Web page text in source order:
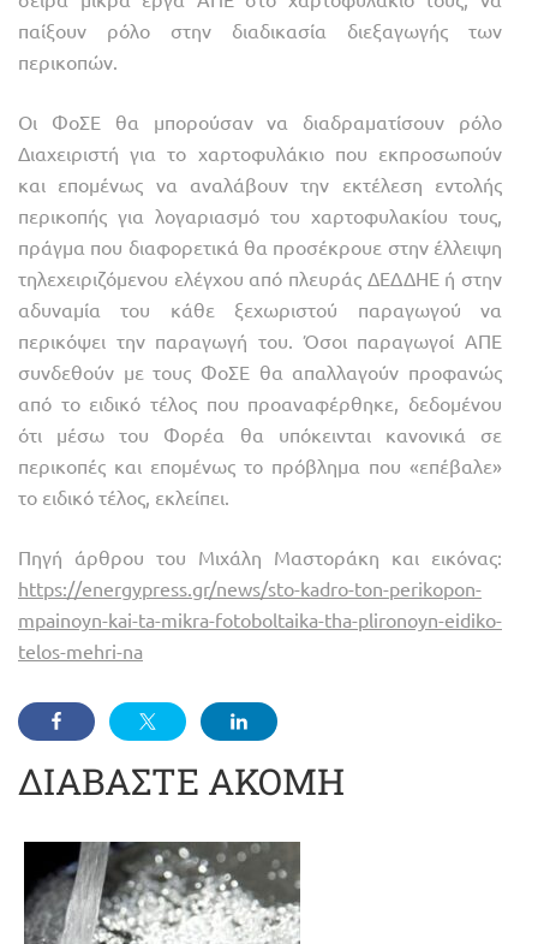
παίξουν ρόλο στην διαδικασία διεξαγωγής των
περικοπών.
Οι ΦοΣΕ θα μπορούσαν να διαδραματίσουν ρόλο
Διαχειριστή για το χαρτοφυλάκιο που εκπροσωπούν
και επομένως να αναλάβουν την εκτέλεση εντολής
περικοπής για λογαριασμό του χαρτοφυλακίου τους,
πράγμα που διαφορετικά θα προσέκρουε στην έλλειψη
τηλεχειριζόμενου ελέγχου από πλευράς ΔΕΔΔΗΕ ή στην
αδυναμία του κάθε ξεχωριστού παραγωγού να
περικόψει την παραγωγή του. Όσοι παραγωγοί ΑΠΕ
συνδεθούν με τους ΦοΣΕ θα απαλλαγούν προφανώς
από το ειδικό τέλος που προαναφέρθηκε, δεδομένου
ότι μέσω του Φορέα θα υπόκεινται κανονικά σε
περικοπές και επομένως το πρόβλημα που «επέβαλε»
το ειδικό τέλος, εκλείπει.
Πηγή άρθρου του Μιχάλη Μαστοράκη και εικόνας:
https://energypress.gr/news/sto-kadro-ton-perikopon-
mpainoyn-kai-ta-mikra-fotoboltaika-tha-plironoyn-eidiko-
telos-mehri-na
ΔΙΑΒΑΣΤΕ ΑΚΟΜΗ